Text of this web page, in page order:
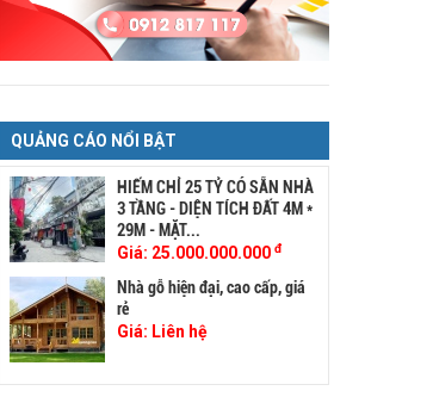
QUẢNG CÁO NỔI BẬT
HIẾM CHỈ 25 TỶ CÓ SẴN NHÀ
3 TẦNG - DIỆN TÍCH ĐẤT 4M *
29M - MẶT...
Giá: 25.000.000.000 đ
Nhà gỗ hiện đại, cao cấp, giá
rẻ
Giá: Liên hệ